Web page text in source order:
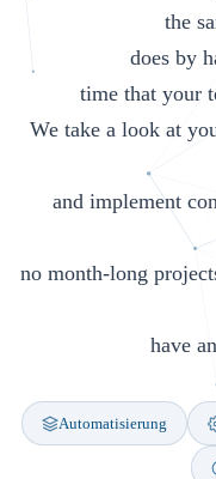
the
does by
time that your
We take a look at
and implement
no month-long
have
Meng & Partner Gruppe
Automatisierung